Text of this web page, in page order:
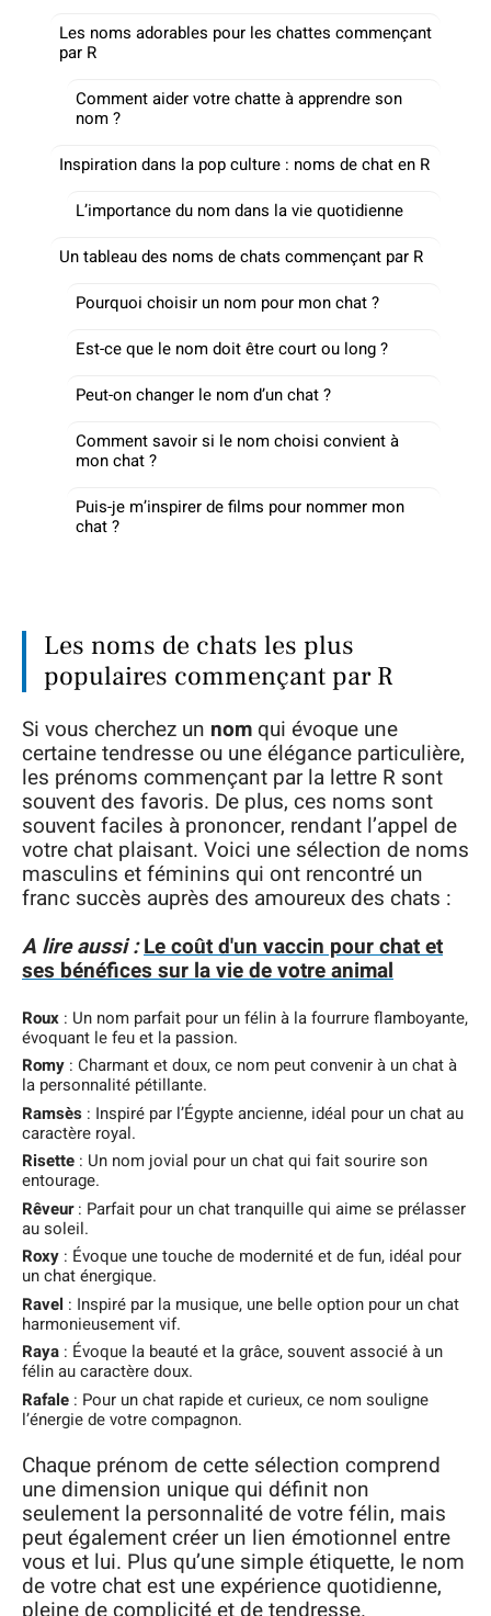
Les noms adorables pour les chattes commençant
par R
Comment aider votre chatte à apprendre son
nom ?
Inspiration dans la pop culture : noms de chat en R
L’importance du nom dans la vie quotidienne
Un tableau des noms de chats commençant par R
Pourquoi choisir un nom pour mon chat ?
Est-ce que le nom doit être court ou long ?
Peut-on changer le nom d’un chat ?
Comment savoir si le nom choisi convient à
mon chat ?
Puis-je m’inspirer de films pour nommer mon
chat ?
Les noms de chats les plus
populaires commençant par R
Si vous cherchez un nom qui évoque une
certaine tendresse ou une élégance particulière,
les prénoms commençant par la lettre R sont
souvent des favoris. De plus, ces noms sont
souvent faciles à prononcer, rendant l’appel de
votre chat plaisant. Voici une sélection de noms
masculins et féminins qui ont rencontré un
franc succès auprès des amoureux des chats :
A lire aussi :Le coût d'un vaccin pour chat et
ses bénéfices sur la vie de votre animal
Roux : Un nom parfait pour un félin à la fourrure flamboyante,
évoquant le feu et la passion.
Romy : Charmant et doux, ce nom peut convenir à un chat à
la personnalité pétillante.
Ramsès : Inspiré par l’Égypte ancienne, idéal pour un chat au
caractère royal.
Risette : Un nom jovial pour un chat qui fait sourire son
entourage.
Rêveur: Parfait pour un chat tranquille qui aime se prélasser
au soleil.
Roxy : Évoque une touche de modernité et de fun, idéal pour
un chat énergique.
Ravel : Inspiré par la musique, une belle option pour un chat
harmonieusement vif.
Raya : Évoque la beauté et la grâce, souvent associé à un
félin au caractère doux.
Rafale : Pour un chat rapide et curieux, ce nom souligne
l’énergie de votre compagnon.
Chaque prénom de cette sélection comprend
une dimension unique qui définit non
seulement la personnalité de votre félin, mais
peut également créer un lien émotionnel entre
vous et lui. Plus qu’une simple étiquette, le nom
de votre chat est une expérience quotidienne,